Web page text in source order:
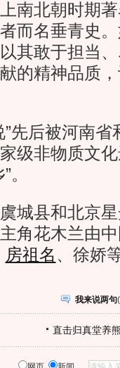
北朝时期著
而名垂青史。
其敢于担当
的精神品质
后被河南省
级非物质文
县和北京星
角花木兰由
房祖名 、徐娇
我来说两句(
直击归真堂养